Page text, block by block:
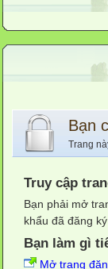
Bạn
Trang
Truy cập
Bạn phải mở
khẩu đã đăng
Bạn làm gì
Mở trang